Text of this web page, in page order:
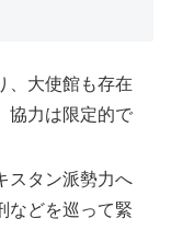
、大使館も存在
協力は限定的で
スタン派勢力へ
などを巡って緊